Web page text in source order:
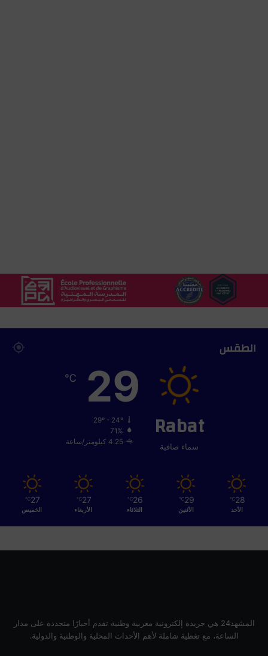
الطقس
Rabat
سماء صافية
29
℃
29º - 24º
71%
4.25 كيلومتر/ساعة
28
℃
الأحد
29
℃
الأثنين
26
℃
الثلاثاء
27
℃
الأربعاء
27
℃
الخميس
المشهد24 هي جريدة إلكترونية مغربية وطنية تقدم أخبارًا متجددة على مدار
الساعة، مع تغطية شاملة لأهم الأحداث المحلية والوطنية والدولية.